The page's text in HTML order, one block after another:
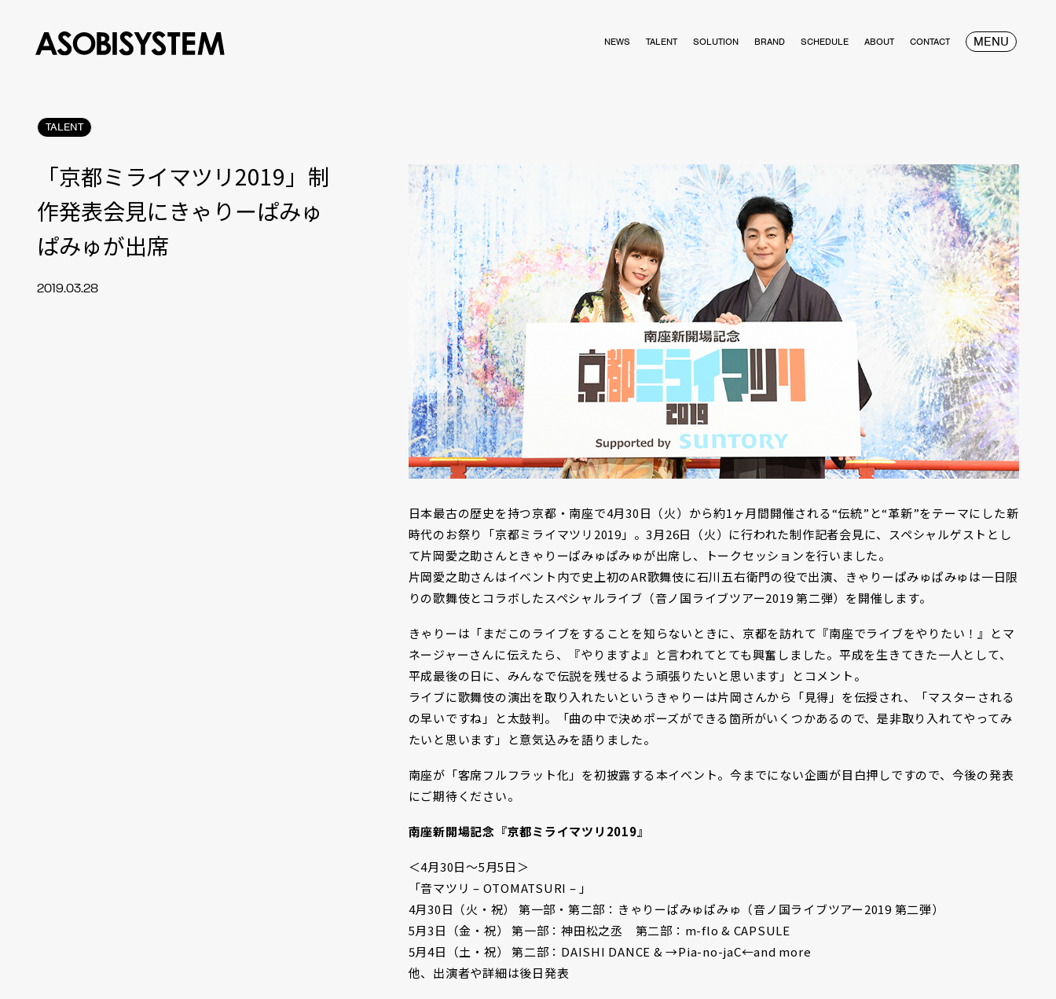
NEWS TALENT SOLUTION BRAND SCHEDULE ABOUT CONTACT MENU
TALENT
「京都ミライマツリ2019」制
作発表会見にきゃりーぱみゅ
ぱみゅが出席
2019.03.28
日本最古の歴史を持つ京都・南座で4月30日（火）から約1ヶ月間開催される“伝統”と“革新”をテーマにした新
時代のお祭り「京都ミライマツリ2019」。3月26日（火）に行われた制作記者会見に、スペシャルゲストとし
て片岡愛之助さんときゃりーぱみゅぱみゅが出席し、トークセッションを行いました。
片岡愛之助さんはイベント内で史上初のAR歌舞伎に石川五右衛門の役で出演、きゃりーぱみゅぱみゅは一日限
りの歌舞伎とコラボしたスペシャルライブ（音ノ国ライブツアー2019 第二弾）を開催します。
きゃりーは「まだこのライブをすることを知らないときに、京都を訪れて『南座でライブをやりたい！』とマ
ネージャーさんに伝えたら、『やりますよ』と言われてとても興奮しました。平成を生きてきた一人として、
平成最後の日に、みんなで伝説を残せるよう頑張りたいと思います」とコメント。
ライブに歌舞伎の演出を取り入れたいというきゃりーは片岡さんから「見得」を伝授され、「マスターされる
の早いですね」と太鼓判。「曲の中で決めポーズができる箇所がいくつかあるので、是非取り入れてやってみ
たいと思います」と意気込みを語りました。
南座が「客席フルフラット化」を初披露する本イベント。今までにない企画が目白押しですので、今後の発表
にご期待ください。
南座新開場記念『京都ミライマツリ2019』
＜4月30日〜5月5日＞
「音マツリ – OTOMATSURI – 」
4月30日（火・祝） 第一部・第二部：きゃりーぱみゅぱみゅ（音ノ国ライブツアー2019 第二弾）
5月3日（金・祝） 第一部：神田松之丞 第二部：m-flo & CAPSULE
5月4日（土・祝） 第二部：DAISHI DANCE & →Pia-no-jaC←and more
他、出演者や詳細は後日発表